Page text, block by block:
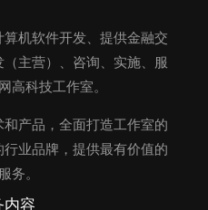
机软件开发、提供金融交
主营）、咨询、实施、服
高科技工作室。
产品，全面打造工作室的
业品牌，提供最有价值的
务。
内容